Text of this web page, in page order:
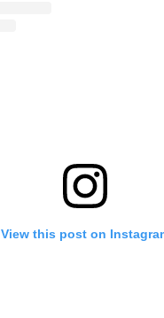
View this post on